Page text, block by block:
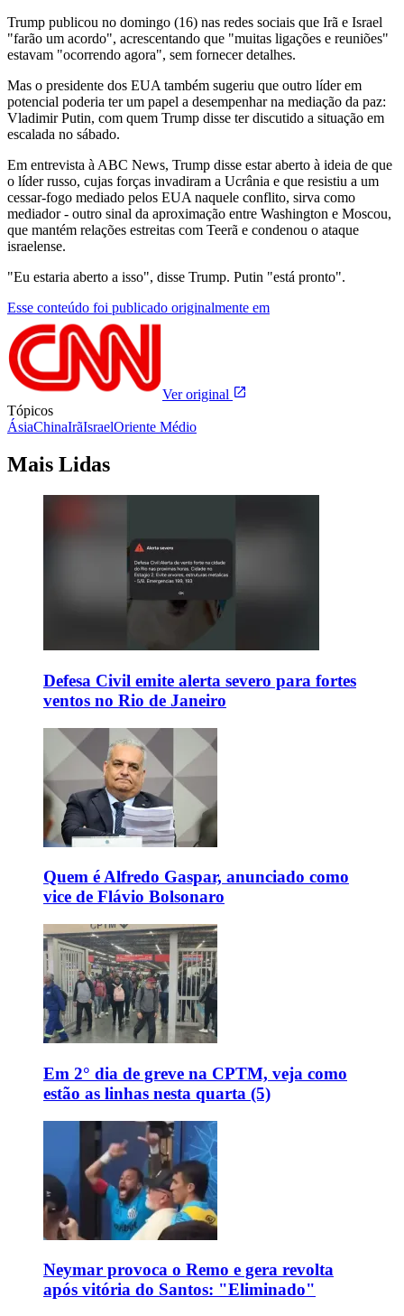
Trump publicou no domingo (16) nas redes sociais que Irã e Israel
"farão um acordo", acrescentando que "muitas ligações e reuniões"
estavam "ocorrendo agora", sem fornecer detalhes.
Mas o presidente dos EUA também sugeriu que outro líder em
potencial poderia ter um papel a desempenhar na mediação da paz:
Vladimir Putin, com quem Trump disse ter discutido a situação em
escalada no sábado.
Em entrevista à ABC News, Trump disse estar aberto à ideia de que
o líder russo, cujas forças invadiram a Ucrânia e que resistiu a um
cessar-fogo mediado pelos EUA naquele conflito, sirva como
mediador - outro sinal da aproximação entre Washington e Moscou,
que mantém relações estreitas com Teerã e condenou o ataque
israelense.
"Eu estaria aberto a isso", disse Trump. Putin "está pronto".
Esse conteúdo foi publicado originalmente em
Ver original
Tópicos
ÁsiaChinaIrãIsraelOriente Médio
Mais Lidas
Defesa Civil emite alerta severo para fortes
ventos no Rio de Janeiro
Quem é Alfredo Gaspar, anunciado como
vice de Flávio Bolsonaro
Em 2° dia de greve na CPTM, veja como
estão as linhas nesta quarta (5)
Neymar provoca o Remo e gera revolta
após vitória do Santos: "Eliminado"